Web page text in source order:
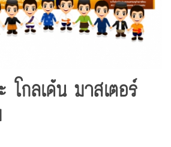
โกลเด้น มาสเตอร์